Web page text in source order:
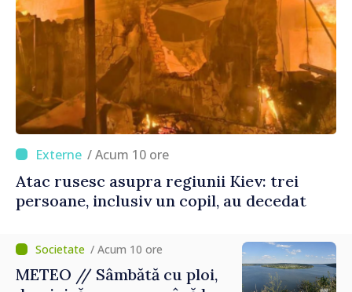
/ Acum 10 ore
Atac rusesc asupra regiunii Kiev: trei
persoane, inclusiv un copil, au decedat
/ Acum 10 ore
METEO // Sâmbătă cu ploi,